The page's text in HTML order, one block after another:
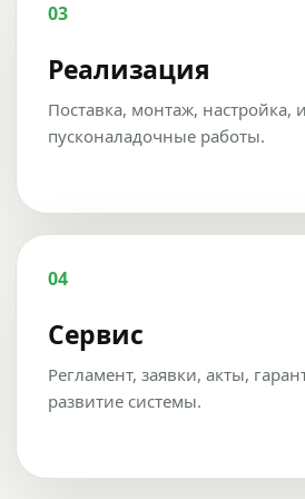
03
Реализация
Поставка, монтаж, настройка,
пусконаладочные работы.
04
Сервис
Регламент, заявки, акты,
развитие системы.